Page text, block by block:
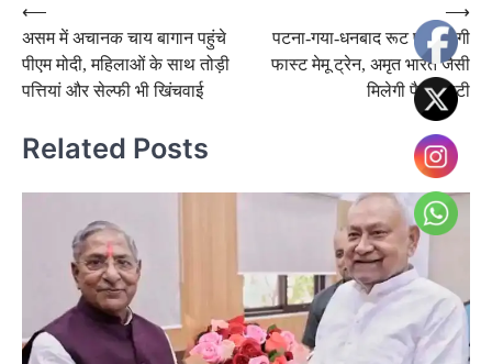
Post
navigation
⟵
असम में अचानक चाय बागान पहुंचे
पीएम मोदी, महिलाओं के साथ तोड़ी
पत्तियां और सेल्फी भी खिंचवाई
पटना-गया-धनबाद रूट पर चलेगी
फास्ट मेमू ट्रेन, अमृत भारत जैसी
मिलेगी फैसिलिटी
⟶
Related Posts